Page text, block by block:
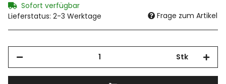
Sofort verfügbar
Lieferstatus: 2-3 Werktage
Frage zum Artikel
Stk